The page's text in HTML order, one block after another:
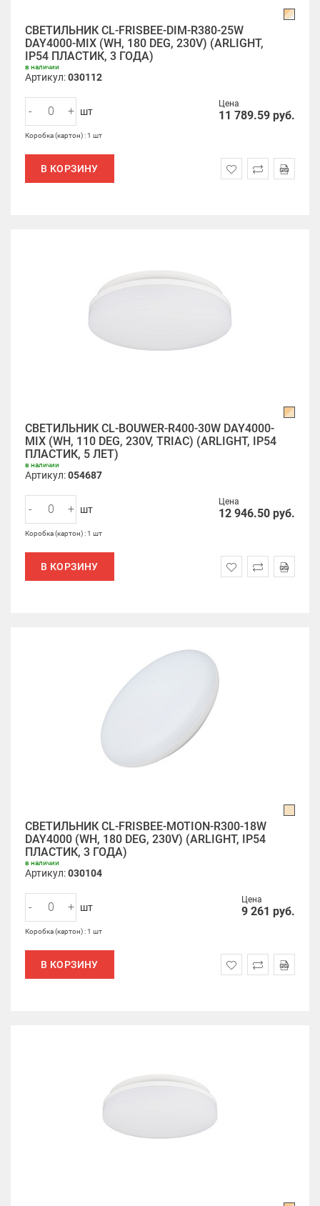
СВЕТИЛЬНИК CL-FRISBEE-DIM-R380-25W
DAY4000-MIX (WH, 180 DEG, 230V) (ARLIGHT,
IP54 ПЛАСТИК, 3 ГОДА)
в наличии
Артикул:030112
Цена
11 789.59 руб.
- + шт
Коробка (картон) : 1 шт
В КОРЗИНУ
СВЕТИЛЬНИК CL-BOUWER-R400-30W DAY4000-
MIX (WH, 110 DEG, 230V, TRIAC) (ARLIGHT, IP54
ПЛАСТИК, 5 ЛЕТ)
в наличии
Артикул:054687
Цена
12 946.50 руб.
- + шт
Коробка (картон) : 1 шт
В КОРЗИНУ
СВЕТИЛЬНИК CL-FRISBEE-MOTION-R300-18W
DAY4000 (WH, 180 DEG, 230V) (ARLIGHT, IP54
ПЛАСТИК, 3 ГОДА)
в наличии
Артикул:030104
Цена
9 261 руб.
- + шт
Коробка (картон) : 1 шт
В КОРЗИНУ